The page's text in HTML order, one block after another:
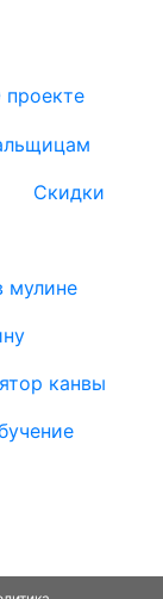
проекте
Скидки
мулине
канвы